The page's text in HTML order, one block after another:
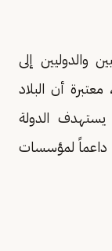
والدوليين إلى
معتبرة أن البلاد
يستهدف الدولة
داعماً لمؤسسات